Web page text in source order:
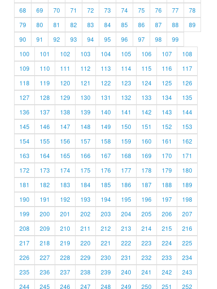
68
69 70 71 72 73 74 75 76 77
78
79
80 81 82 83 84 85 86 87 88
89
90
91 92 93 94 95 96 97 98
99
100
101 102 103 104 105 106 107
108
109
110 111 112 113 114 115 116
117
118
119 120 121 122 123 124 125
126
127
128 129 130 131 132 133 134
135
136
137 138 139 140 141 142 143
144
145
146 147 148 149 150 151 152
153
154
155 156 157 158 159 160 161
162
163
164 165 166 167 168 169 170
171
172
173 174 175 176 177 178 179
180
181
182 183 184 185 186 187 188
189
190
191 192 193 194 195 196 197
198
199
200 201 202 203 204 205 206
207
208
209 210 211 212 213 214 215
216
217
218 219 220 221 222 223 224
225
226
227 228 229 230 231 232 233
234
235
236 237 238 239 240 241 242
243
244
245 246 247 248 249 250 251 252